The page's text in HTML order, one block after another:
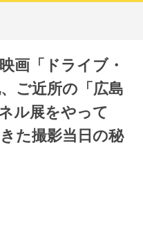
画「ドライブ・
ご近所の「広島
ル展をやって
た撮影当日の秘